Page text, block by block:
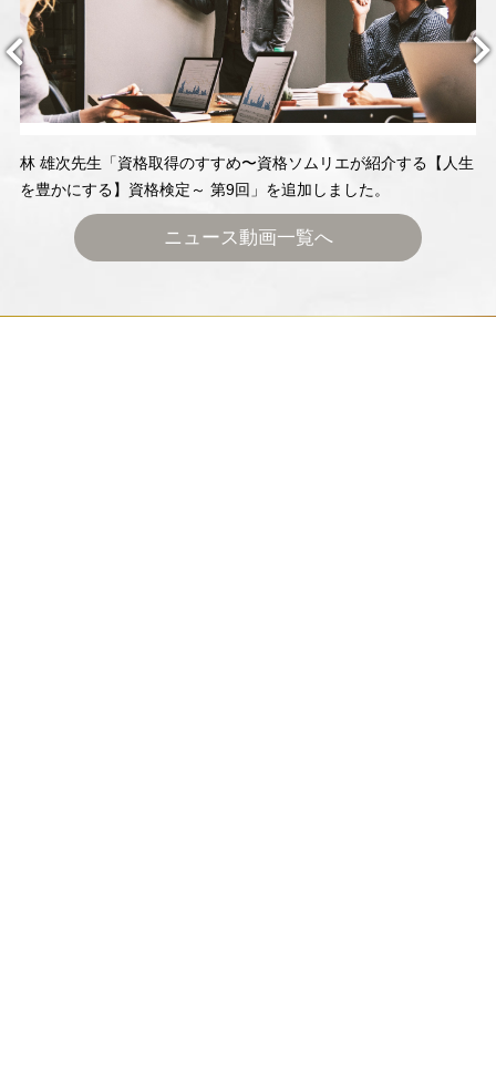
ニュース動画一覧へ
林 雄次先生「資格取得のすすめ〜資格ソムリエが紹介する【人生
を豊かにする】資格検定～ 第9回」を追加しました。